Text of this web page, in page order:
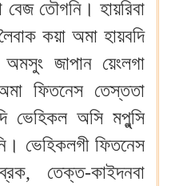
বেজ তৌগনি। হায়রিবা
কয়া অমা হায়বদি
জাপান য়েংলগা
ফিতনেস তেস্ততা
ভেহিকল অসি মপুন্সি
ভেহিকলগী ফিতনেস
তেক্ত-কাইদনবা